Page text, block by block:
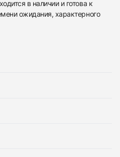
в наличии и готова к
ожидания, характерного
Ii 41 Mm Steel And
Ii 41 Mm Steel And